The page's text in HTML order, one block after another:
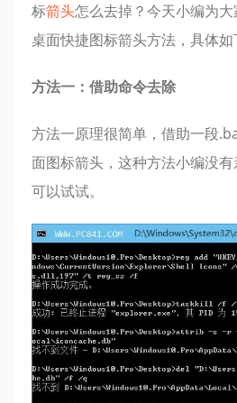
标箭头怎么去掉？今天小编为
桌面快捷图标箭头方法，具体如
方法一：借助命令去除
方法一原理很简单，借助一段
面图标箭头，这种方法小编没
可以试试。